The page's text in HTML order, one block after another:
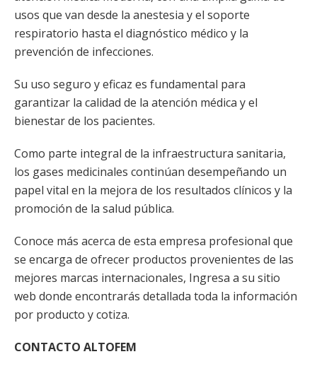
usos que van desde la anestesia y el soporte
respiratorio hasta el diagnóstico médico y la
prevención de infecciones.
Su uso seguro y eficaz es fundamental para
garantizar la calidad de la atención médica y el
bienestar de los pacientes.
Como parte integral de la infraestructura sanitaria,
los gases medicinales continúan desempeñando un
papel vital en la mejora de los resultados clínicos y la
promoción de la salud pública.
Conoce más acerca de esta empresa profesional que
se encarga de ofrecer productos provenientes de las
mejores marcas internacionales, Ingresa a su sitio
web donde encontrarás detallada toda la información
por producto y cotiza.
CONTACTO ALTOFEM